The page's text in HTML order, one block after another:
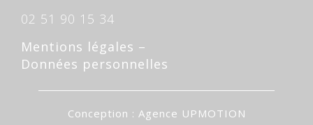
02 51 90 15 34
Mentions légales –
Données personnelles
Conception : Agence UPMOTION